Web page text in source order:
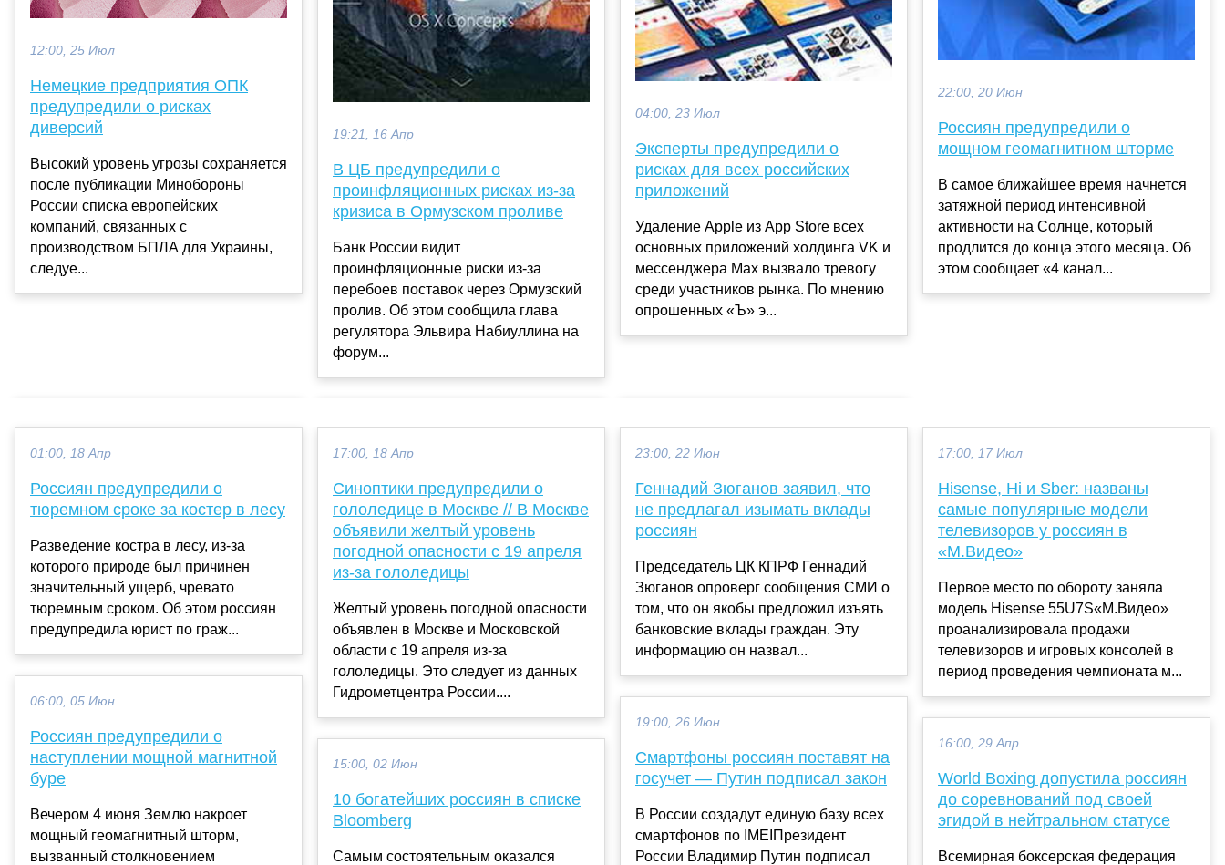
12:00, 25 Июл
Немецкие предприятия ОПК
предупредили о рисках
диверсий
Высокий уровень угрозы сохраняется
после публикации Минобороны
России списка европейских
компаний, связанных с
производством БПЛА для Украины,
следуе...
19:21, 16 Апр
В ЦБ предупредили о
проинфляционных рисках из-за
кризиса в Ормузском проливе
Банк России видит
проинфляционные риски из-за
перебоев поставок через Ормузский
пролив. Об этом сообщила глава
регулятора Эльвира Набиуллина на
форум...
04:00, 23 Июл
Эксперты предупредили о
рисках для всех российских
приложений
Удаление Apple из App Store всех
основных приложений холдинга VK и
мессенджера Max вызвало тревогу
среди участников рынка. По мнению
опрошенных «Ъ» э...
22:00, 20 Июн
Россиян предупредили о
мощном геомагнитном шторме
В самое ближайшее время начнется
затяжной период интенсивной
активности на Солнце, который
продлится до конца этого месяца. Об
этом сообщает «4 канал...
01:00, 18 Апр
Россиян предупредили о
тюремном сроке за костер в лесу
Разведение костра в лесу, из-за
которого природе был причинен
значительный ущерб, чревато
тюремным сроком. Об этом россиян
предупредила юрист по граж...
06:00, 05 Июн
Россиян предупредили о
наступлении мощной магнитной
буре
Вечером 4 июня Землю накроет
мощный геомагнитный шторм,
вызванный столкновением
17:00, 18 Апр
Синоптики предупредили о
гололедице в Москве // В Москве
объявили желтый уровень
погодной опасности с 19 апреля
из-за гололедицы
Желтый уровень погодной опасности
объявлен в Москве и Московской
области с 19 апреля из-за
гололедицы. Это следует из данных
Гидрометцентра России....
15:00, 02 Июн
10 богатейших россиян в списке
Bloomberg
Самым состоятельным оказался
23:00, 22 Июн
Геннадий Зюганов заявил, что
не предлагал изымать вклады
россиян
Председатель ЦК КПРФ Геннадий
Зюганов опроверг сообщения СМИ о
том, что он якобы предложил изъять
банковские вклады граждан. Эту
информацию он назвал...
19:00, 26 Июн
Смартфоны россиян поставят на
госучет — Путин подписал закон
В России создадут единую базу всех
смартфонов по IMEIПрезидент
России Владимир Путин подписал
17:00, 17 Июл
Hisense, Hi и Sber: названы
самые популярные модели
телевизоров у россиян в
«М.Видео»
Первое место по обороту заняла
модель Hisense 55U7S«М.Видео»
проанализировала продажи
телевизоров и игровых консолей в
период проведения чемпионата м...
16:00, 29 Апр
World Boxing допустила россиян
до соревнований под своей
эгидой в нейтральном статусе
Всемирная боксерская федерация